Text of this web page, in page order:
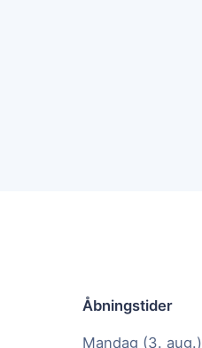
Åbningstider
Mandag (3. aug.)